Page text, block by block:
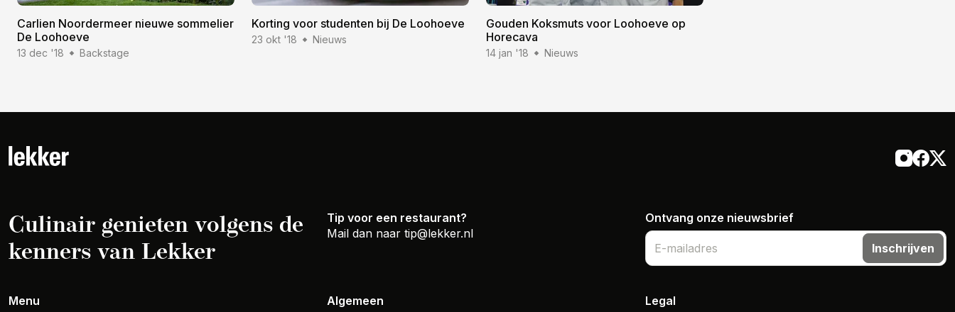
Carlien Noordermeer nieuwe sommelier
De Loohoeve
13 dec '18 Backstage
Korting voor studenten bij De Loohoeve
23 okt '18 Nieuws
Gouden Koksmuts voor Loohoeve op
Horecava
14 jan '18 Nieuws
Culinair genieten volgens de
kenners van Lekker
Tip voor een restaurant?
Mail dan naar tip@lekker.nl
Ontvang onze nieuwsbrief
Inschrijven
Menu Algemeen Legal